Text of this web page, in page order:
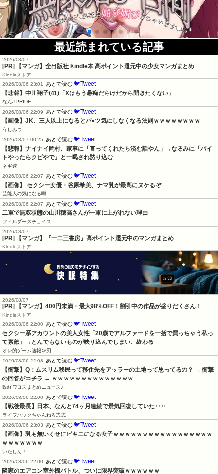
最近読まれている記事
2026/08/07
[PR] 【マンガ】全出版社 Kindle本 高ポイント還元中の少女マンガまとめ
Kindleストア
2026/08/06 23:01
あとで読む 🐦Tweet
【悲報】中川翔子(41)「Xはもう愚痴だらけだから開きたくない」
なんJ PRIDE
2026/08/06 22:09
あとで読む 🐦Tweet
【画像】JK、三人以上になるとパ●ツ気にしなくなる法則ｗｗｗｗｗｗｗｗ
うしみつ
2026/08/07 00:25
あとで読む 🐦Tweet
【悲報】ナイナイ岡村、家事に「言ってくれたら済む話やん」→なるみに「バイ
トやったらクビやで」と一喝され黙り込む
ネギ速
2026/08/06 22:07
あとで読む 🐦Tweet
【画像】 セクシー女優・谷原希美、ナマ乳が最高にヌケるぞ
芸能人の気になる噂
2026/08/06 22:07
あとで読む 🐦Tweet
二軍で無双状態の山川穂高さんが一軍に上がれない理由
フィルダースチョイス
2026/08/07
[PR] 【マンガ】『一二三書房』高ポイント還元中のマンガまとめ
Kindleストア
2026/08/07
[PR] 【マンガ】400円未満・最大98%OFF！割引中の作品が盛りだくさん！
Kindleストア
2026/08/06 22:00
あとで読む 🐦Tweet
セクシー系アカウントの美人女性「20歳でアルファードを一括で買っちゃう私っ
て素敵」→とんでもないものが映り込んでしまい、終わる
オレ的ゲーム速報＠刃
2026/08/06 22:08
あとで読む 🐦Tweet
【衝撃】Q：ムスリム移民って移住先をアッラーの土地って思ってるの？ → 衝撃
の回答がコチラ → ｗｗｗｗｗｗｗｗｗｗｗｗｗｗ
政経ワロスまとめニュース♪
2026/08/06 22:00
あとで読む 🐦Tweet
【戦後最長】日本、なんと74ヶ月連続で景気回復していた‥‥
ライフハックちゃんねる弐式
2026/08/06 23:03
あとで読む 🐦Tweet
【画像】乳も無いくせにビキニになる女子ｗｗｗｗｗｗｗｗｗｗｗｗｗｗｗｗｗ
ｗｗｗｗｗｗｗ
いたしん！
2026/08/06 22:00
あとで読む 🐦Tweet
隣家のエアコン室外機バトル、ついに限界突破ｗｗｗｗｗｗ